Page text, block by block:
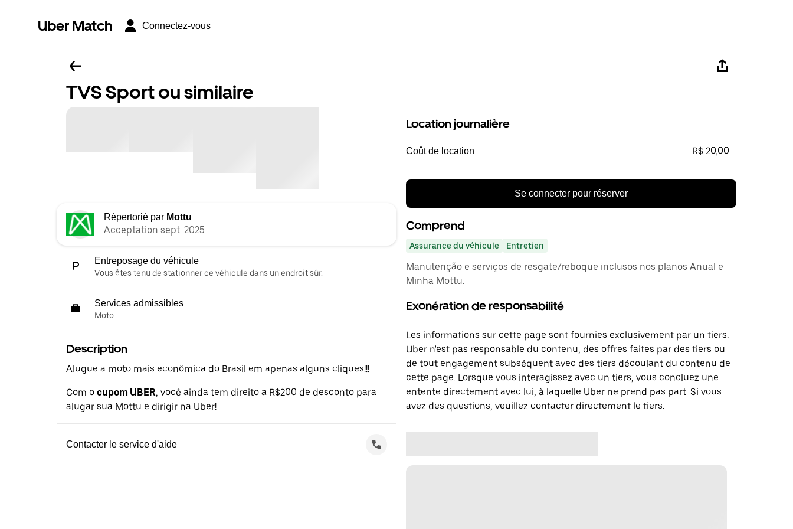
Uber Match Connectez-vous
TVS Sport ou similaire
Répertorié par Mottu
Acceptation sept. 2025
Entreposage du véhicule
Vous êtes tenu de stationner ce véhicule dans un endroit sûr.
Services admissibles
Moto
Description
Alugue a moto mais econômica do Brasil em apenas alguns cliques!!!
Com o cupom UBER, você ainda tem direito a R$200 de desconto para
alugar sua Mottu e dirigir na Uber!
Contacter le service d'aide
Location journalière
Coût de location R$ 20,00
Se connecter pour réserver
Comprend
Assurance du véhicule Entretien
Manutenção e serviços de resgate/reboque inclusos nos planos Anual e
Minha Mottu.
Exonération de responsabilité
Les informations sur cette page sont fournies exclusivement par un tiers.
Uber n'est pas responsable du contenu, des offres faites par des tiers ou
de tout engagement subséquent avec des tiers découlant du contenu de
cette page. Lorsque vous interagissez avec un tiers, vous concluez une
entente directement avec lui, à laquelle Uber ne prend pas part. Si vous
avez des questions, veuillez contacter directement le tiers.